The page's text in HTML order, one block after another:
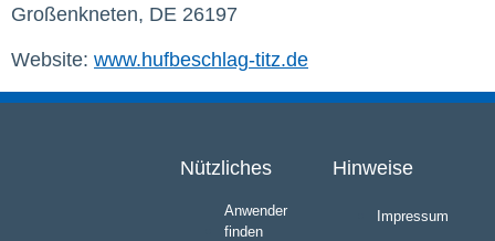
Großenkneten, DE 26197
Website: www.hufbeschlag-titz.de
Nützliches
Anwender
finden
Hinweise
Impressum